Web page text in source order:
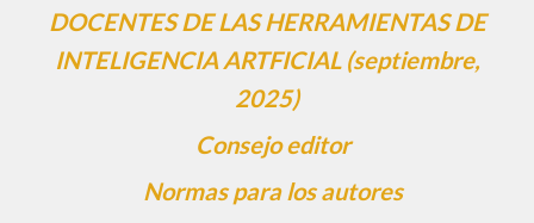
DOCENTES DE LAS HERRAMIENTAS DE
INTELIGENCIA ARTFICIAL (septiembre,
2025)
Consejo editor
Normas para los autores